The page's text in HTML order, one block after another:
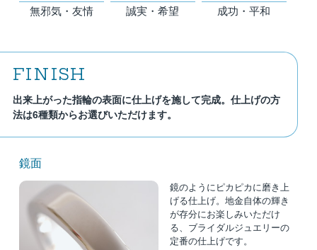
無邪気・友情
誠実・希望
成功・平和
FINISH
出来上がった指輪の表面に仕上げを施して完成。仕上げの方
法は6種類からお選びいただけます。
鏡面
鏡のようにピカピカに磨き上
げる仕上げ。地金自体の輝き
が存分にお楽しみいただけ
る、ブライダルジュエリーの
定番の仕上げです。